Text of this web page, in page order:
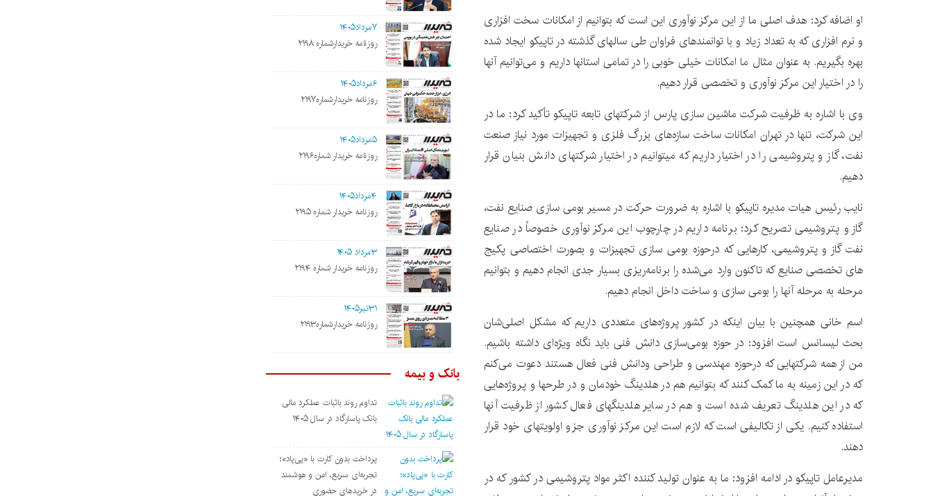
او اضافه کرد: هدف اصلی ما از این مرکز نوآوری این است که بتوانیم از امکانات سخت افزاری
و نرم افزاری که به تعداد زیاد و با توانمندهای فراوان طی سالهای گذشته در تاپیکو ایجاد شده
بهره بگیریم. به عنوان مثال ما امکانات خیلی خوبی را در تمامی استانها داریم و می‌توانیم آنها
را در اختیار این مرکز نوآوری و تخصصی قرار دهیم.
وی با اشاره به ظرفیت شرکت ماشین سازی پارس از شرکتهای تابعه تاپیکو تأکید کرد: ما در
این شرکت، تنها در تهران امکانات ساخت سازه‌های بزرگ فلزی و تجهیزات مورد نیاز صنعت
نفت، گاز و پتروشیمی را در اختیار داریم که میتوانیم در اختیار شرکتهای دانش بنیان قرار
دهیم.
نایب رئیس هیات مدیره تاپیکو با اشاره به ضرورت حرکت در مسیر بومی سازی صنایع نفت،
گاز و پتروشیمی تصریح کرد: برنامه داریم در چارچوب این مرکز نوآوری خصوصاً در صنایع
نفت گاز و پتروشیمی، کارهایی که درحوزه بومی سازی تجهیزات و بصورت اختصاصی پکیج
های تخصصی صنایع که تاکنون وارد می‌شده را برنامه‌ریزی بسیار جدی انجام دهیم و بتوانیم
مرحله به مرحله آنها را بومی سازی و ساخت داخل انجام دهیم.
اسم خانی همچنین با بیان اینکه در کشور پروژه‌های متعددی داریم که مشکل اصلی‌شان
بحث لیسانس است افزود: در حوزه بومی‌سازی دانش فنی باید نگاه ویژه‌ای داشته باشیم.
من از همه شرکتهایی که درحوزه مهندسی و طراحی ودانش فنی فعال هستند دعوت می‌کنم
که در این زمینه به ما کمک کنند که بتوانیم هم در هلدینگ خودمان و در طرحها و پروژه‌هایی
که در این هلدینگ تعریف شده است و هم در سایر هلدینگهای فعال کشور از ظرفیت آنها
استفاده کنیم. یکی از تکالیفی است که لازم است این مرکز نوآوری جزو اولویتهای خود قرار
دهند.
مدیرعامل تاپیکو در ادامه افزود: ما به عنوان تولید کننده اکثر مواد پتروشیمی در کشور که در
۷مرداد۱۴۰۵
روزنامه خریدارشماره ۲۱۹۸
۶مرداد۱۴۰۵
روزنامه خریدارشماره۲۱۹۷
۵مرداد۱۴۰۵
روزنامه خریدار شماره۲۱۹۶
۴مرداد۱۴۰۵
روزنامه خریدار شماره ۲۱۹۵
۳مرداد ۱۴۰۵
روزنامه خریدار شماره ۲۱۹۴
۳۱تیر۱۴۰۵
روزنامه خریدارشماره۲۱۹۳
بانک و بیمه
تداوم روند باثبات عملکرد مالی
بانک پاسارگاد در سال ۱۴۰۵
پرداخت بدون کارت با «پی‌پاد»؛
تجربه‌ای سریع، امن و هوشمند
در خریدهای حضوری